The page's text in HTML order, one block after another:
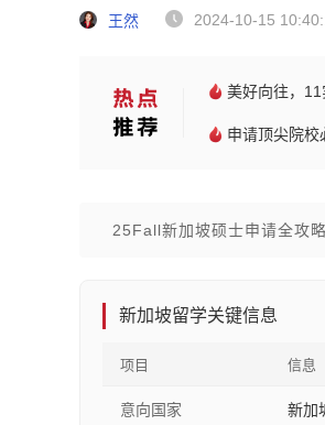
王然 2024-10-15
美好向往，11
申请顶尖院校
25Fall新加坡硕士申请全攻
新加坡留学关键信息
项目 信息
意向国家 新加